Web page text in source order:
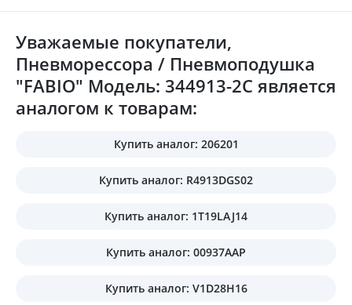
Уважаемые покупатели,
Пневморессора / Пневмоподушка
"FABIO" Модель: 344913-2C является
аналогом к товарам:
Купить аналог: 206201
Купить аналог: R4913DGS02
Купить аналог: 1T19LAJ14
Купить аналог: 00937AAP
Купить аналог: V1D28H16